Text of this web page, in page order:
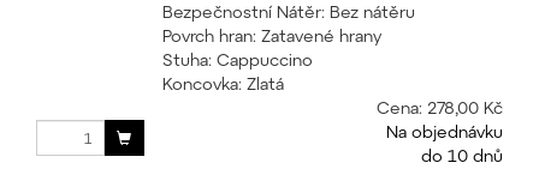
Bezpečnostní Nátěr: Bez nátěru
Povrch hran: Zatavené hrany
Stuha: Cappuccino
Koncovka: Zlatá
Cena: 278,00 Kč
Na objednávku
do 10 dnů